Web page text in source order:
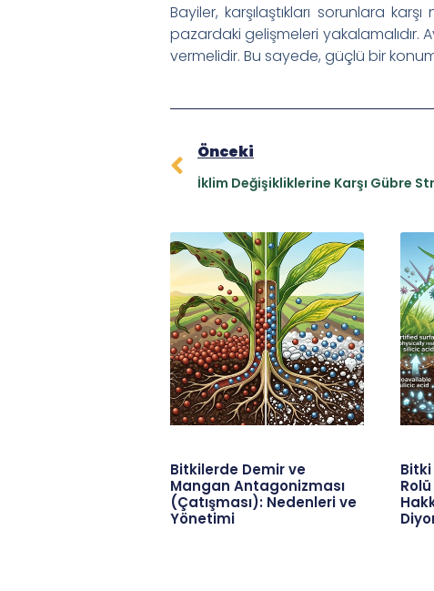
Bayiler, karşılaştıkları sorunlara
pazardaki gelişmeleri yakalamalıdır.
vermelidir. Bu sayede, güçlü bir
Önceki
İklim Değişikliklerine Karşı Gübre
Bitkilerde Demir ve
Mangan Antagonizması
(Çatışması): Nedenleri ve
Yönetimi